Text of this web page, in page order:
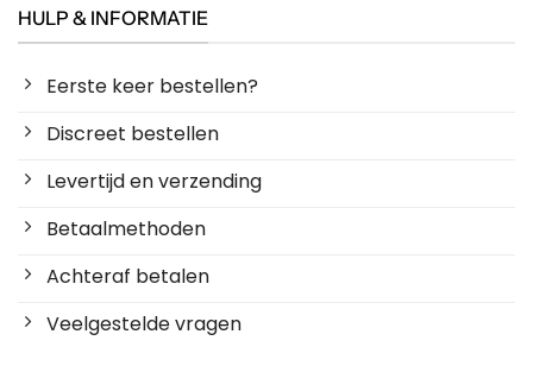
HULP & INFORMATIE
Eerste keer bestellen?
Discreet bestellen
Levertijd en verzending
Betaalmethoden
Achteraf betalen
Veelgestelde vragen